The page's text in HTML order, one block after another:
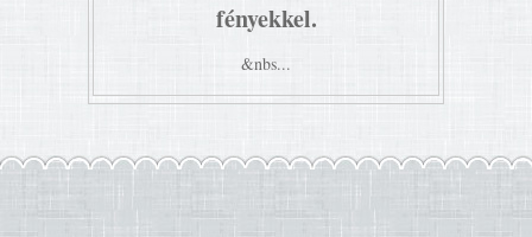
fényekkel.
&nbs...